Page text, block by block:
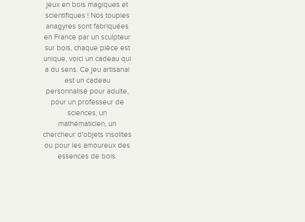
jeux en bois magiques et
scientifiques ! Nos toupies
anagyres sont fabriquées
en France par un sculpteur
sur bois, chaque pièce est
unique, voici un cadeau qui
a du sens. Ce jeu artisanal
est un cadeau
personnalisé pour adulte,
pour un professeur de
sciences, un
mathématicien, un
chercheur d'objets insolites
ou pour les amoureux des
essences de bois.